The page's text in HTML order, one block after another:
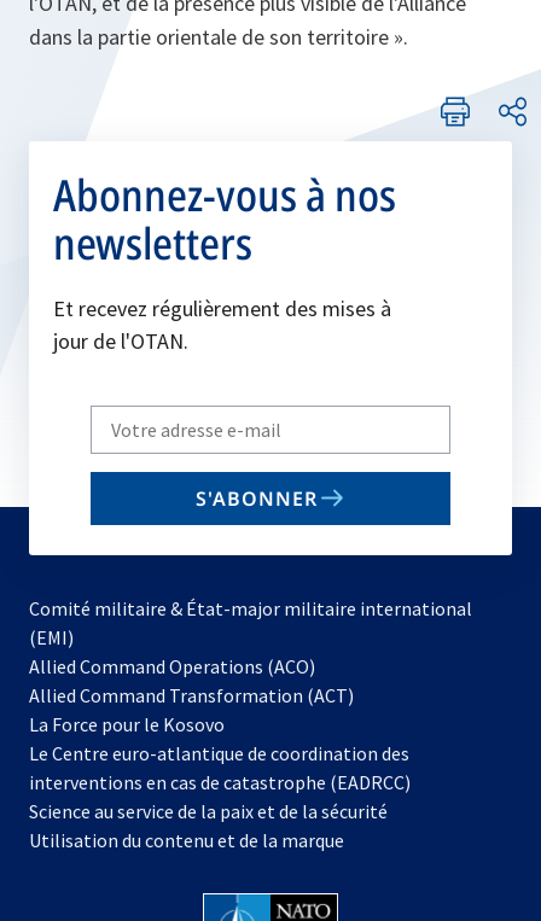
dans la partie orientale de son territoire ».
Abonnez-vous à nos
newsletters
Et recevez régulièrement des mises à
jour de l'OTAN.
Write
your
email
S'ABONNER
Comité militaire & État-major militaire international
(EMI)
Allied Command Operations (ACO)
dans
nouvel
onglet
Allied Command Transformation (ACT)
La Force pour le Kosovo
dans
un
nouvel
onglet
Le Centre euro-atlantique de coordination des
interventions en cas de catastrophe (EADRCC)
Science au service de la paix et de la sécurité
Utilisation du contenu et de la marque